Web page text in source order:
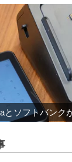
とソフトバンク